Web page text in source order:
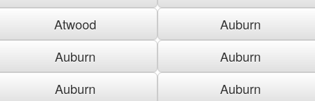
Atwood
Auburn
Auburn
Auburn
Auburn
Auburn